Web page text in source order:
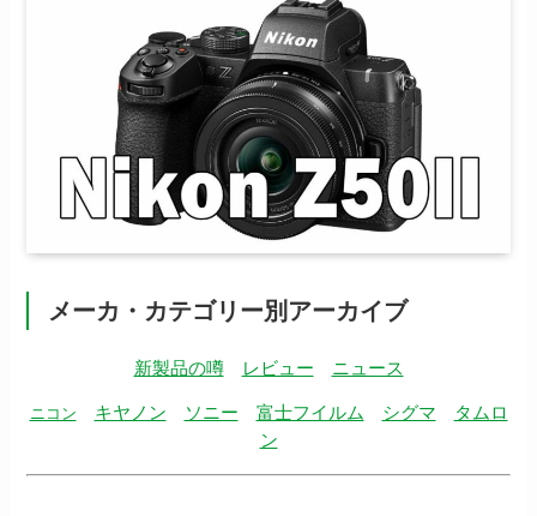
メーカ・カテゴリー別アーカイブ
新製品の噂 レビュー ニュース
ニコン キヤノン ソニー 富士フイルム シグマ
タムロ
ン